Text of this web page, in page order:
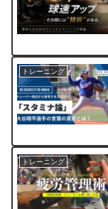
トレーニング
トレーニング